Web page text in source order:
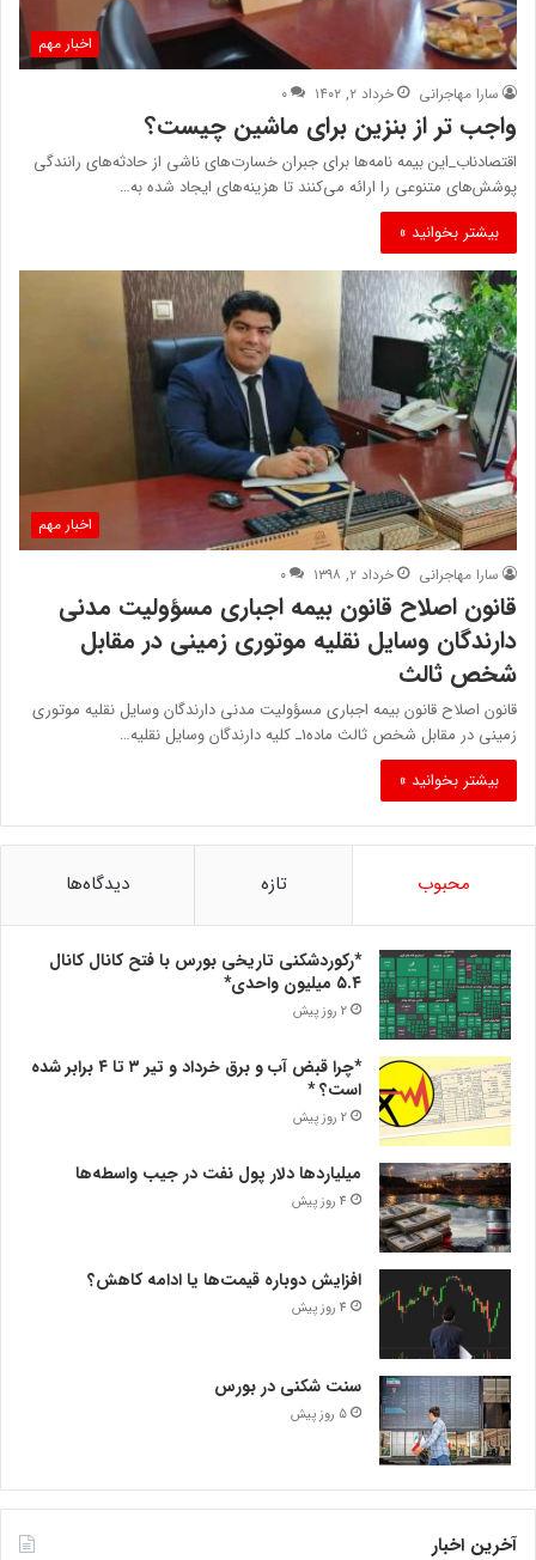
اخبار مهم
سارا مهاجرانی خرداد ۲, ۱۴۰۲ ۰
واجب تر از بنزین برای ماشین چیست؟
اقتصادناب_این بیمه نامه‌ها برای جبران خسارت‌های ناشی از حادثه‌های رانندگی
پوشش‌های متنوعی را ارائه می‌کنند تا هزینه‌های ایجاد شده به…
بیشتر بخوانید »
اخبار مهم
سارا مهاجرانی خرداد ۲, ۱۳۹۸ ۰
قانون اصلاح قانون بیمه اجباری مسؤولیت مدنی
دارندگان وسایل نقلیه موتوری زمینی در مقابل
شخص ثالث
قانون اصلاح قانون بیمه اجباری مسؤولیت مدنی دارندگان وسایل نقلیه موتوری
زمینی در مقابل شخص ثالث ماده۱ـ کلیه دارندگان وسایل نقلیه…
بیشتر بخوانید »
محبوب تازه دیدگاه‌ها
*رکوردشکنی تاریخی بورس با فتح کانال کانال
۵.۴ میلیون واحدی*
2 روز پیش
*چرا قبض آب و برق خرداد و تیر ۳ تا ۴ برابر شده
است؟ *
2 روز پیش
میلیاردها دلار پول نفت در جیب واسطه‌ها
4 روز پیش
افزایش دوباره قیمت‌ها یا ادامه کاهش؟
4 روز پیش
سنت شکنی در بورس
5 روز پیش
آخرین اخبار